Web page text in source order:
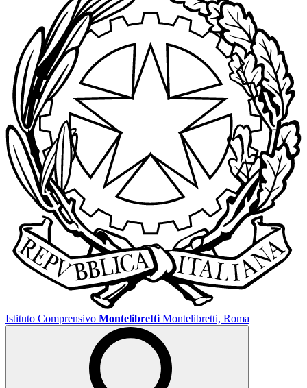
Istituto Comprensivo Montelibretti Montelibretti, Roma